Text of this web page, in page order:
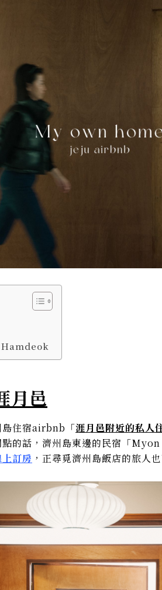
月邑
島住宿airbnb「涯月邑附近的私人
的話，濟州島東邊的民宿「
訂房 ，正尋覓濟州島飯店的旅人